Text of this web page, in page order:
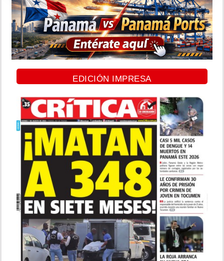
EDICIÓN IMPRESA